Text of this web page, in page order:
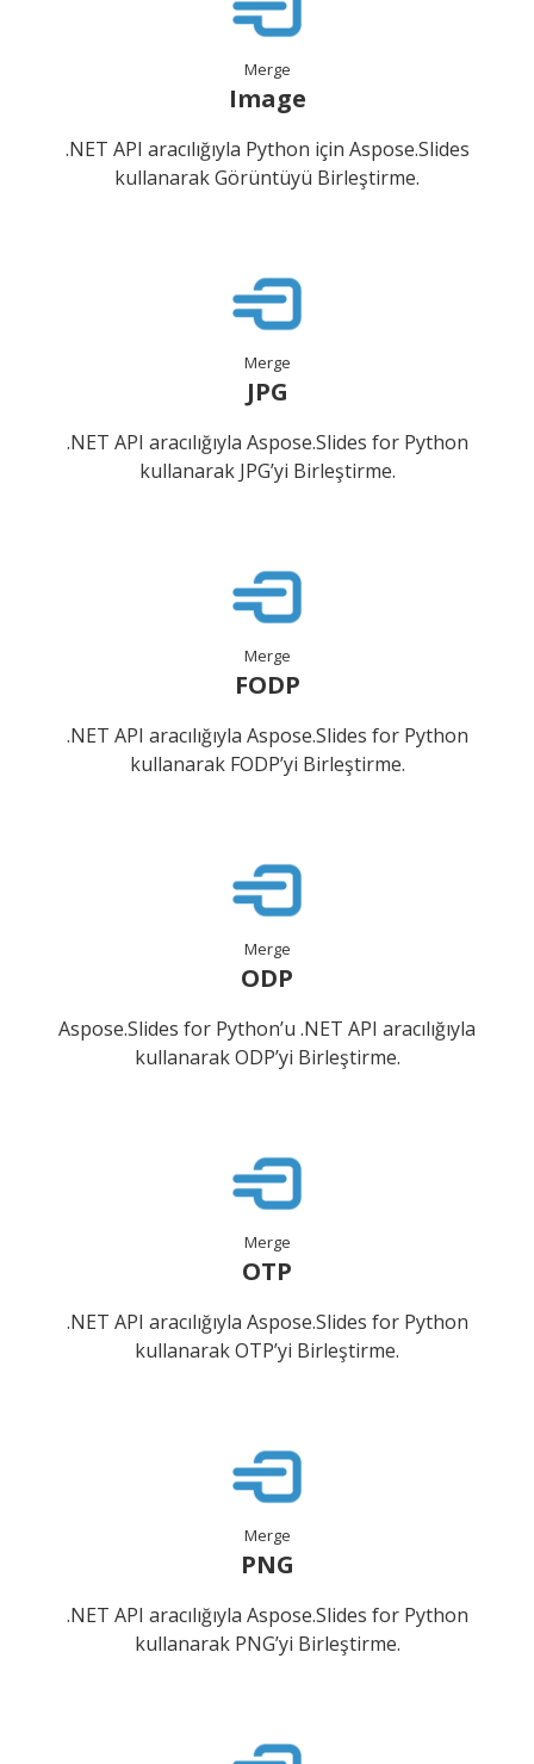
Merge
Image
.NET API aracılığıyla Python için Aspose.Slides
kullanarak Görüntüyü Birleştirme.
Merge
JPG
.NET API aracılığıyla Aspose.Slides for Python
kullanarak JPG’yi Birleştirme.
Merge
FODP
.NET API aracılığıyla Aspose.Slides for Python
kullanarak FODP’yi Birleştirme.
Merge
ODP
Aspose.Slides for Python’u .NET API aracılığıyla
kullanarak ODP’yi Birleştirme.
Merge
OTP
.NET API aracılığıyla Aspose.Slides for Python
kullanarak OTP’yi Birleştirme.
Merge
PNG
.NET API aracılığıyla Aspose.Slides for Python
kullanarak PNG’yi Birleştirme.